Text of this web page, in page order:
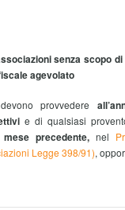
senza scopo
agevolato
provvedere
e di qualsiasi
precedente,nel
Legge 398/91),